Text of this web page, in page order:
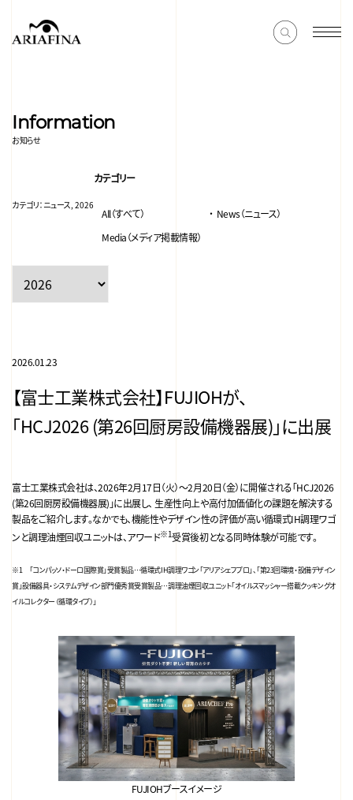
Information
お知らせ
カテゴリ： ニュース, 2026
カテゴリー
All（すべて）
News（ニュース）
Media（メディア掲載情報）
2026.01.23
【富士工業株式会社】FUJIOHが、
「HCJ2026 (第26回厨房設備機器展)」に出展
富士工業株式会社は、2026年2月17日（火）～2月20日（金）に開催される「HCJ2026
(第26回厨房設備機器展)」に出展し、 生産性向上や高付加価値化の課題を解決する
製品をご紹介します。なかでも、機能性やデザイン性の評価が高い循環式IH調理ワゴ
ンと調理油煙回収ユニットは、アワード※1受賞後初となる同時体験が可能です。
※1 「コンパッソ・ドーロ国際賞」受賞製品…循環式IH調理ワゴン「アリアシェフプロ」、「第23回環境・設備デザイン
賞」設備器具・システムデザイン部門優秀賞受賞製品…調理油煙回収ユニット「オイルスマッシャー搭載クッキングオ
イルコレクター（循環タイプ）」
FUJIOHブースイメージ